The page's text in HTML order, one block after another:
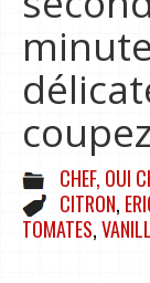
CHEF, OUI
CITRON,
TOMATES,